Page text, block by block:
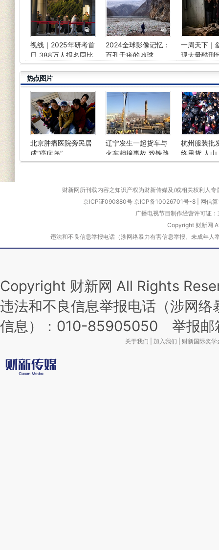
视线｜2025年研考首
日 388万人报名同比
减少50万人
2024全球影像记忆：
百孔千疮的地球
一周天下｜
现大量酷刑
体、俄军三
热点图片
北京肿瘤医院旁民居
成“癌症岛”
辽宁发生一起货车与
火车相撞事故 致铁路
中断
杭州服装批
终甩货 人山
壮观
财新网所刊载内容之知识产权为财新传媒及/或相关权利人
京ICP证090880号 京ICP备10026701号-8
网信
广播电视节目制作经营许可证
Copyright 财新网
违法和不良信息举报电话（涉网络暴力有害信息举报、未成
Copyright 财新网 All Rights
违法和不良信息举报电话（涉网
信息）：010-85905050 举报邮
关于我们 加入我们 财新国际奖学